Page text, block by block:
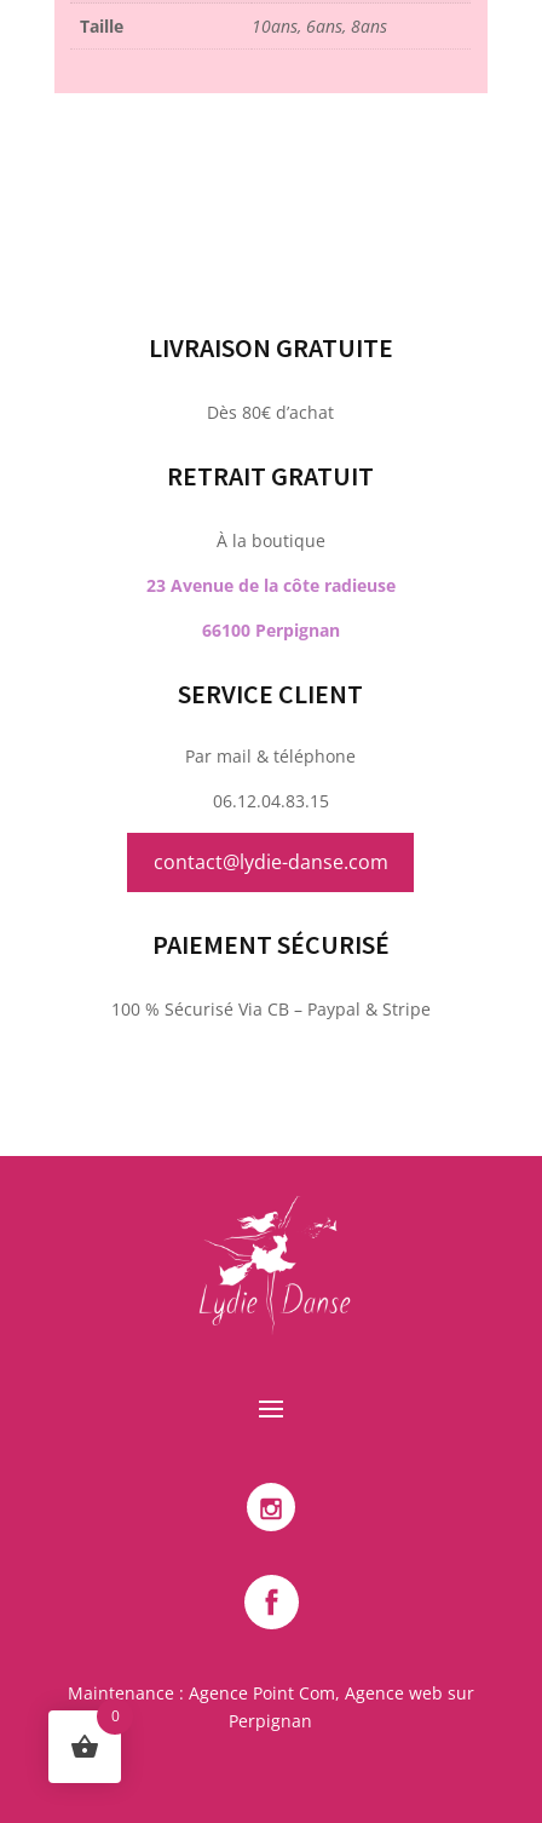
Taille
10ans, 6ans, 8ans
LIVRAISON GRATUITE
Dès 80€ d’achat
RETRAIT GRATUIT
À la boutique
23 Avenue de la côte radieuse
66100 Perpignan
SERVICE CLIENT
Par mail & téléphone
06.12.04.83.15
contact@lydie-danse.com
PAIEMENT SÉCURISÉ
100 % Sécurisé Via CB – Paypal & Stripe
Maintenance : Agence Point Com, Agence web sur
Perpignan
0